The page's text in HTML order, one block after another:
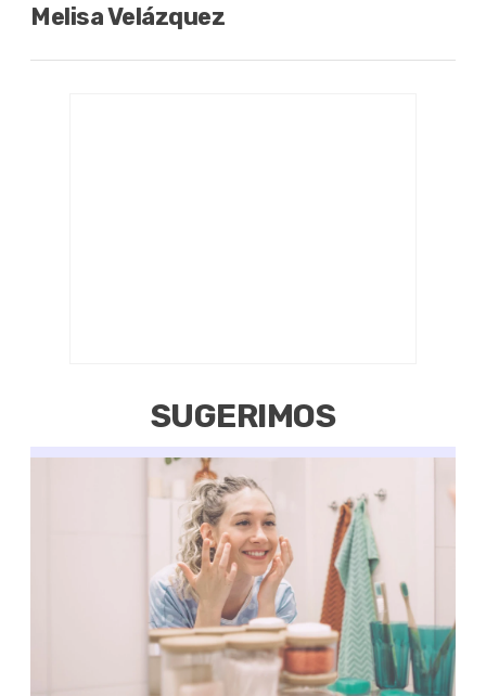
Melisa Velázquez
SUGERIMOS